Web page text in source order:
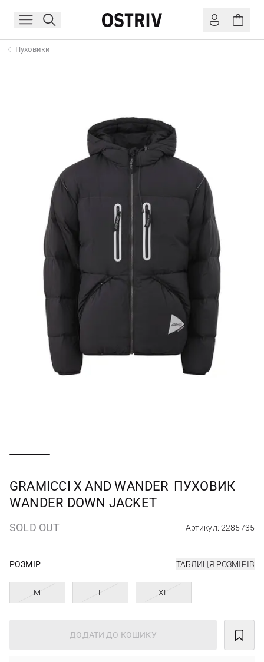
Пуховики
GRAMICCI X AND WANDER ПУХОВИК
WANDER DOWN JACKET
SOLD OUT Артикул: 2285735
РОЗМІР ТАБЛИЦЯ РОЗМІРІВ
M L XL
ДОДАТИ ДО КОШИКУ